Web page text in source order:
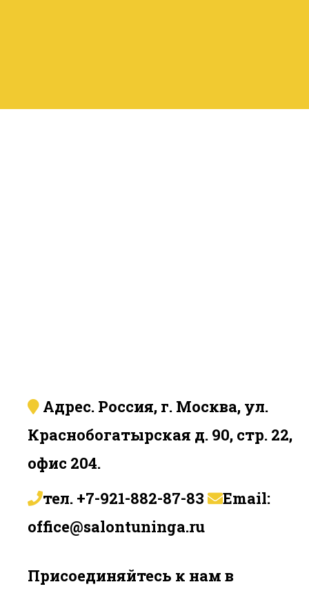
Адрес. Россия, г. Москва, ул.
Краснобогатырская д. 90, стр. 22,
офис 204.
тел. +7-921-882-87-83
Email:
office@salontuninga.ru
Присоединяйтесь к нам в